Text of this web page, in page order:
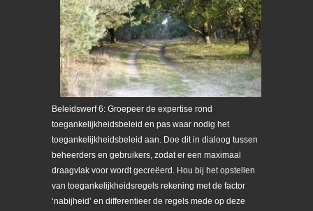
Beleidswerf 6: Groepeer de expertise rond
toegankelijkheidsbeleid en pas waar nodig het
toegankelijkheidsbeleid aan. Doe dit in dialoog tussen
beheerders en gebruikers, zodat er een maximaal
draagvlak voor wordt gecreëerd. Hou bij het opstellen
van toegankelijkheidsregels rekening met de factor
‘nabijheid’ en differentieer de regels mede op deze